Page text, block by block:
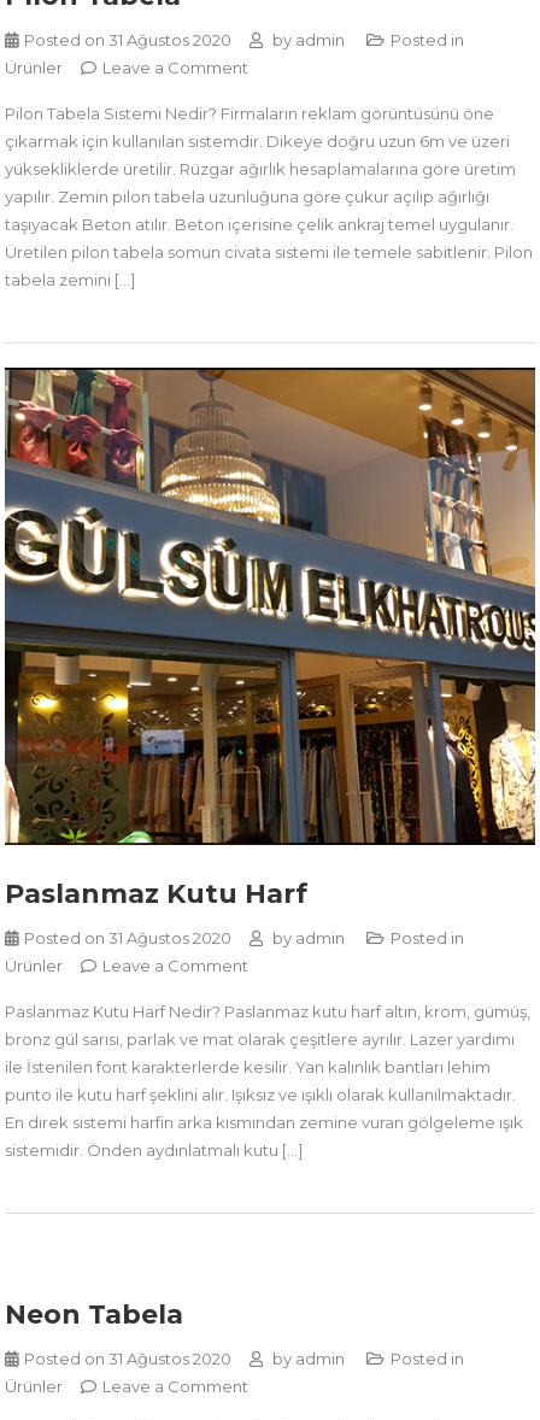
Posted on31 Ağustos 2020 by admin
Posted in
Ürünler
Leave a Comment
Tabela
Pilon Tabela Sistemi Nedir? Firmaların reklam görüntüsünü öne
çıkarmak için kullanılan sistemdir. Dikeye doğru uzun 6m ve üzeri
yüksekliklerde üretilir. Rüzgar ağırlık hesaplamalarına göre üretim
yapılır. Zemin pilon tabela uzunluğuna göre çukur açılıp ağırlığı
taşıyacak Beton atılır. Beton içerisine çelik ankraj temel uygulanır.
Üretilen pilon tabela somun civata sistemi ile temele sabitlenir. Pilon
tabela zemini […]
Paslanmaz Kutu Harf
Posted on31 Ağustos 2020 by admin
Posted in
Ürünler
Leave a Comment
Kutu
Harf
Paslanmaz Kutu Harf Nedir? Paslanmaz kutu harf altın, krom, gümüş,
bronz gül sarısı, parlak ve mat olarak çeşitlere ayrılır. Lazer yardımı
ile İstenilen font karakterlerde kesilir. Yan kalınlık bantları lehim
punto ile kutu harf şeklini alır. Işıksız ve ışıklı olarak kullanılmaktadır.
En direk sistemi harfin arka kısmından zemine vuran gölgeleme ışık
sistemidir. Önden aydınlatmalı kutu […]
Neon Tabela
Posted on31 Ağustos 2020 by admin
Posted in
Ürünler
Leave a Comment